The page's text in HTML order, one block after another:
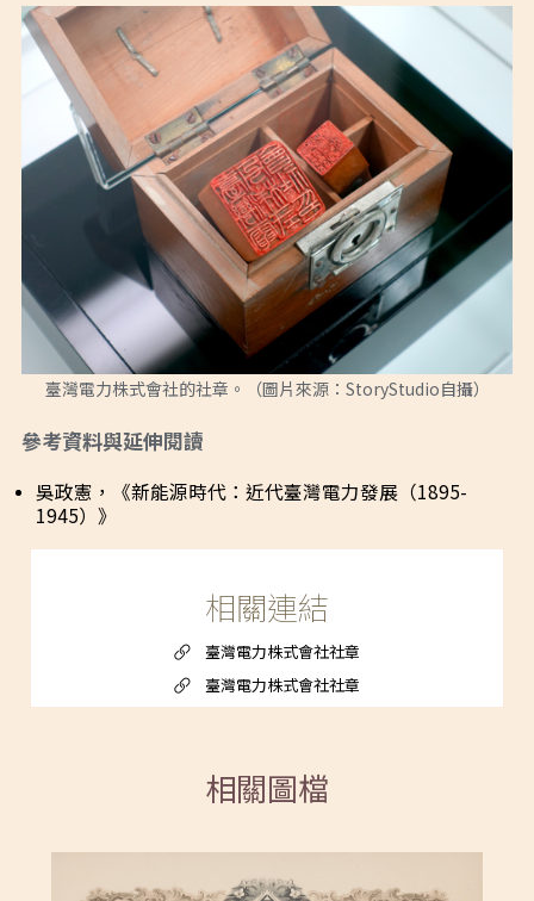
臺灣電力株式會社的社章。（圖片來源：StoryStudio自攝）
參考資料與延伸閱讀
吳政憲，《新能源時代：近代臺灣電力發展（1895-
1945）》
相關連結
臺灣電力株式會社社章
臺灣電力株式會社社章
相關圖檔